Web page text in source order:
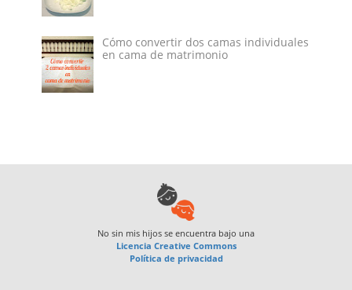
Cómo convertir dos camas individuales
en cama de matrimonio
No sin mis hijos se encuentra bajo una
Licencia Creative Commons
Política de privacidad